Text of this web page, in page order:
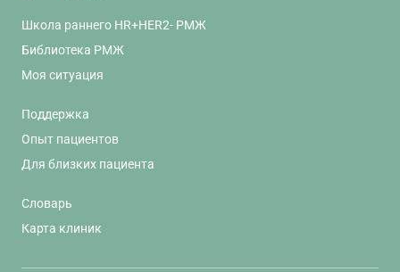
Школа раннего HR+HER2- РМЖ
Библиотека РМЖ
Моя ситуация
Поддержка
Опыт пациентов
Для близких пациента
Словарь
Карта клиник